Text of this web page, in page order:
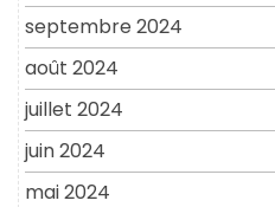
septembre 2024
août 2024
juillet 2024
juin 2024
mai 2024